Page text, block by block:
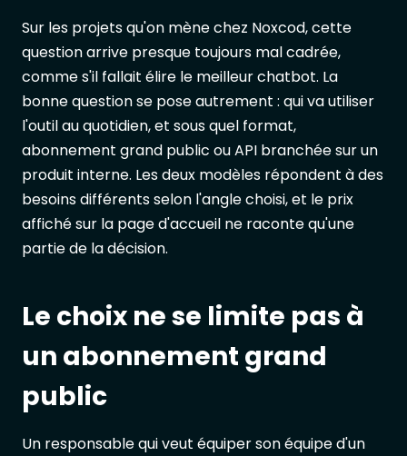
Sur les projets qu'on mène chez Noxcod, cette
question arrive presque toujours mal cadrée,
comme s'il fallait élire le meilleur chatbot. La
bonne question se pose autrement : qui va utiliser
l'outil au quotidien, et sous quel format,
abonnement grand public ou API branchée sur un
produit interne. Les deux modèles répondent à des
besoins différents selon l'angle choisi, et le prix
affiché sur la page d'accueil ne raconte qu'une
partie de la décision.
Le choix ne se limite pas à
un abonnement grand
public
Un responsable qui veut équiper son équipe d'un